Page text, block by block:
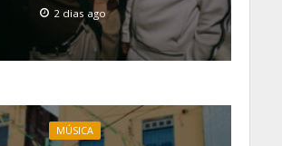
2 dias ago
MÚSICA